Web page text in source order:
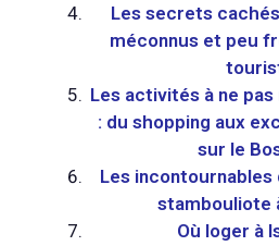
Les secrets
méconnus et peu
Les activités à ne
: du shopping aux
sur le
Les incontournables
stambouliote
Où loger à